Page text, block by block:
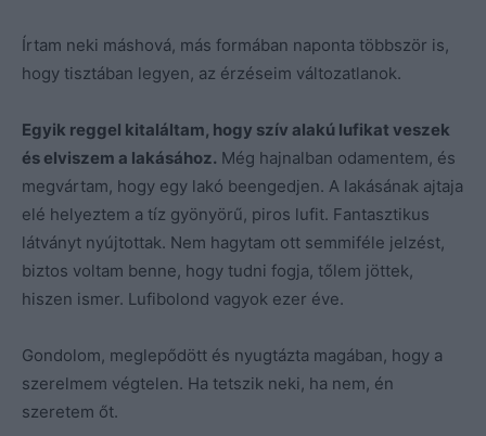
Írtam neki máshová, más formában naponta többször is,
hogy tisztában legyen, az érzéseim változatlanok.
Egyik reggel kitaláltam, hogy szív alakú lufikat veszek
és elviszem a lakásához. Még hajnalban odamentem, és
megvártam, hogy egy lakó beengedjen. A lakásának ajtaja
elé helyeztem a tíz gyönyörű, piros lufit. Fantasztikus
látványt nyújtottak. Nem hagytam ott semmiféle jelzést,
biztos voltam benne, hogy tudni fogja, tőlem jöttek,
hiszen ismer. Lufibolond vagyok ezer éve.
Gondolom, meglepődött és nyugtázta magában, hogy a
szerelmem végtelen. Ha tetszik neki, ha nem, én
szeretem őt.